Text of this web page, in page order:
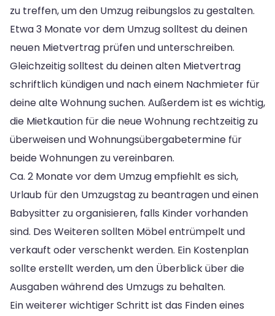
zu treffen, um den Umzug reibungslos zu gestalten.
Etwa 3 Monate vor dem Umzug solltest du deinen
neuen Mietvertrag prüfen und unterschreiben.
Gleichzeitig solltest du deinen alten Mietvertrag
schriftlich kündigen und nach einem Nachmieter für
deine alte Wohnung suchen. Außerdem ist es wichtig,
die Mietkaution für die neue Wohnung rechtzeitig zu
überweisen und Wohnungsübergabetermine für
beide Wohnungen zu vereinbaren.
Ca. 2 Monate vor dem Umzug empfiehlt es sich,
Urlaub für den Umzugstag zu beantragen und einen
Babysitter zu organisieren, falls Kinder vorhanden
sind. Des Weiteren sollten Möbel entrümpelt und
verkauft oder verschenkt werden. Ein Kostenplan
sollte erstellt werden, um den Überblick über die
Ausgaben während des Umzugs zu behalten.
Ein weiterer wichtiger Schritt ist das Finden eines